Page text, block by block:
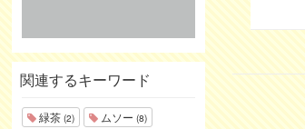
関連するキーワード
緑茶 (2) ムソー (8)